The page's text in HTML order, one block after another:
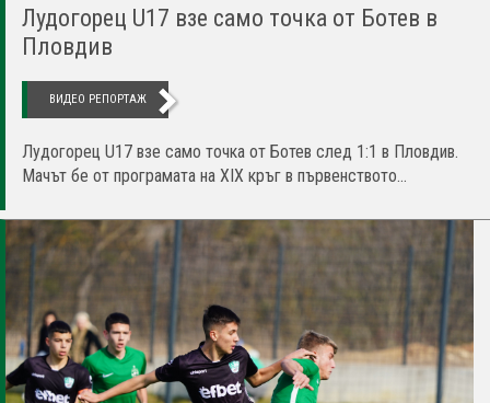
Лудогорец U17 взе само точка от Ботев в
Пловдив
ВИДЕО РЕПОРТАЖ
Лудогорец U17 взе само точка от Ботев след 1:1 в Пловдив.
Мачът бе от програмата на XIX кръг в първенството...